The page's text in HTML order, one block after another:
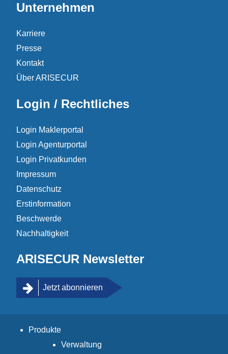
Unternehmen
Karriere
Presse
Kontakt
Über ARISECUR
Login / Rechtliches
Login Maklerportal
Login Agenturportal
Login Privatkunden
Impressum
Datenschutz
Erstinformation
Beschwerde
Nachhaltigkeit
ARISECUR Newsletter
Jetzt abonnieren
Produkte
Verwaltung